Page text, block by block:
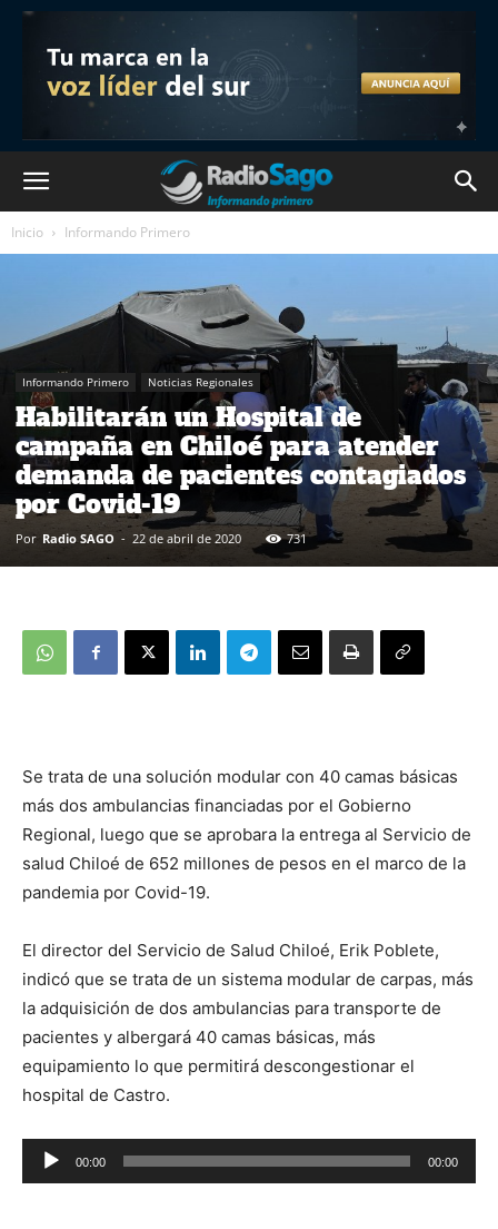
Inicio Informando Primero
Informando Primero Noticias Regionales
Habilitarán un Hospital de
campaña en Chiloé para atender
demanda de pacientes contagiados
por Covid-19
Por Radio SAGO - 22 de abril de 2020 731
Se trata de una solución modular con 40 camas básicas
más dos ambulancias financiadas por el Gobierno
Regional, luego que se aprobara la entrega al Servicio de
salud Chiloé de 652 millones de pesos en el marco de la
pandemia por Covid-19.
El director del Servicio de Salud Chiloé, Erik Poblete,
indicó que se trata de un sistema modular de carpas, más
la adquisición de dos ambulancias para transporte de
pacientes y albergará 40 camas básicas, más
equipamiento lo que permitirá descongestionar el
hospital de Castro.
Reproductor
de
00:00 00:00